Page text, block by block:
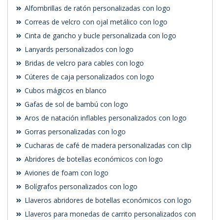
Alfombrillas de ratón personalizadas con logo
Correas de velcro con ojal metálico con logo
Cinta de gancho y bucle personalizada con logo
Lanyards personalizados con logo
Bridas de velcro para cables con logo
Cúteres de caja personalizados con logo
Cubos mágicos en blanco
Gafas de sol de bambú con logo
Aros de natación inflables personalizados con logo
Gorras personalizadas con logo
Cucharas de café de madera personalizadas con clip
Abridores de botellas económicos con logo
Aviones de foam con logo
Bolígrafos personalizados con logo
Llaveros abridores de botellas económicos con logo
Llaveros para monedas de carrito personalizados con